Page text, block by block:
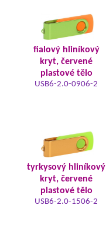
fialový hliníkový
kryt, červené
plastové tělo
USB6-2.0-0906-2
tyrkysový hliníkový
kryt, červené
plastové tělo
USB6-2.0-1506-2